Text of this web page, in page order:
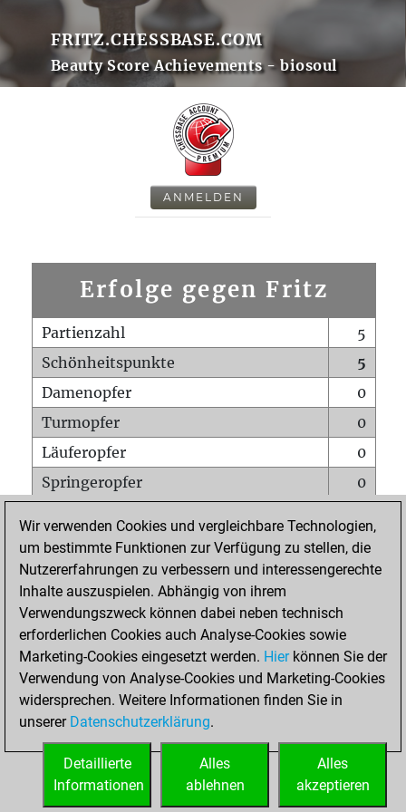
FRITZ.CHESSBASE.COM
Beauty Score Achievements - biosoul
ANMELDEN
Erfolge gegen Fritz
Partienzahl
5
Schönheitspunkte
5
Damenopfer
0
Turmopfer
0
Läuferopfer
0
Springeropfer
0
Matt auf vollem Brett
0
Bauer setzt Matt
0
Erstickte Matts
Unterverwandlungen
Türme auf der siebten
0
STARTSEITE
Wir verwenden Cookies und vergleichbare Technologien,
um bestimmte Funktionen zur Verfügung zu stellen, die
Nutzererfahrungen zu verbessern und interessengerechte
Inhalte auszuspielen. Abhängig von ihrem
Verwendungszweck können dabei neben technisch
erforderlichen Cookies auch Analyse-Cookies sowie
Marketing-Cookies eingesetzt werden. Hierkönnen Sie der
Verwendung von Analyse-Cookies und Marketing-Cookies
widersprechen. Weitere Informationen finden Sie in
unserer Datenschutzerklärung.
Alles
akzeptieren
Alles
ablehnen
Detaillierte
Informationen